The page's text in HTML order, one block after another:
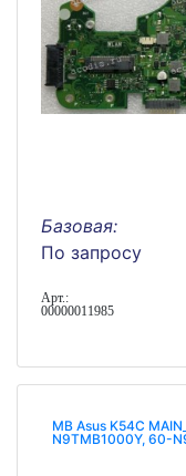
Базовая:
По запросу
Арт.:
00000011985
MB Asus K54C
N9TMB1000Y, 60-